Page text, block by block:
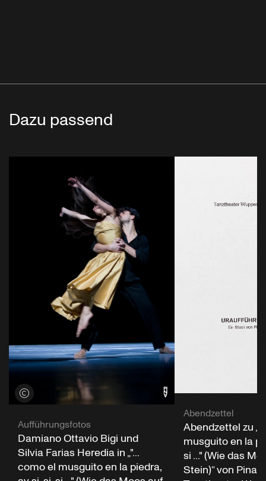
Dazu passend
Credits öffnen
Aufführungsfotos
Damiano Ottavio Bigi und
Silvia Farias Heredia in „"...
como el musguito en la piedra,
Abendzettel
Abendzettel zu
musguito en la
si ..." (Wie das
Stein)“ von Pina